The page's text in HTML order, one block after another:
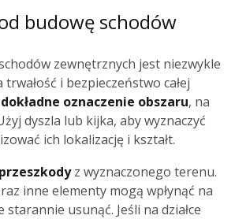
budowę schodów
zewnętrznych jest niezwykle
i bezpieczeństwo całej
dokładne oznaczenie obszaru, na
dyszla lub kijka, aby wyznaczyć
ich lokalizację i kształt.
z wyznaczonego terenu.
inne elementy mogą wpłynąć na
usunąć. Jeśli na działce